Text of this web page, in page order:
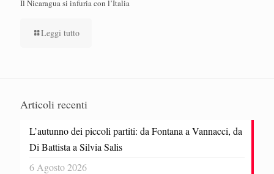
Il Nicaragua si infuria con l’Italia
Leggi tutto
Articoli recenti
L’autunno dei piccoli partiti: da Fontana a Vannacci, da
Di Battista a Silvia Salis
6 Agosto 2026